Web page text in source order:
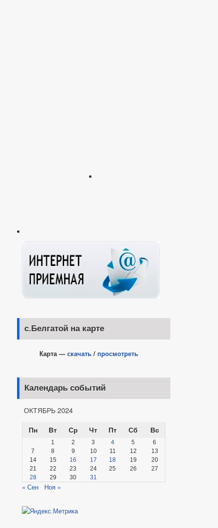
с.Белгатой на карте
Карта — скачать / просмотреть
Календарь событий
ОКТЯБРЬ 2024
Пн
Вт Ср Чт Пт Сб Вс
1 2 3 4 5
6
7
8 9 10 11 12
13
14
15 16 17 18 19
20
21
22 23 24 25 26
27
28
29 30 31
« Сен Ноя »